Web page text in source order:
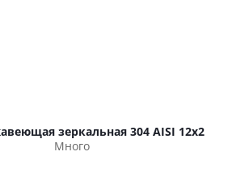
зеркальная 304 AISI 12х2
Много